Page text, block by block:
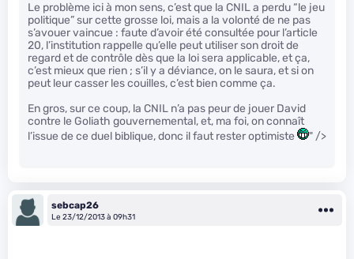
Le problème ici à mon sens, c’est que la CNIL a perdu “le jeu
politique” sur cette grosse loi, mais a la volonté de ne pas
s’avouer vaincue : faute d’avoir été consultée pour l’article
20, l’institution rappelle qu’elle peut utiliser son droit de
regard et de contrôle dès que la loi sera applicable, et ça,
c’est mieux que rien ; s’il y a déviance, on le saura, et si on
peut leur casser les couilles, c’est bien comme ça.
En gros, sur ce coup, la CNIL n’a pas peur de jouer David
contre le Goliath gouvernemental, et, ma foi, on connaît
l’issue de ce duel biblique, donc il faut rester optimiste
" />
sebcap26
Le 23/12/2013 à 09h31